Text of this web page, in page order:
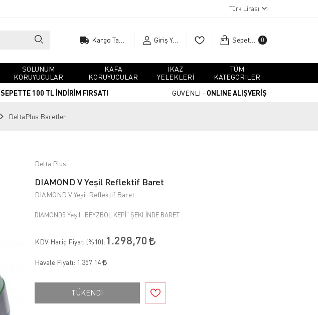
Türk Lirası
Giriş Yap Sepetim 0
SOLUNUM
KORUYUCULAR
KAFA
KORUYUCULAR
İKAZ
YELEKLERİ
TÜM
KATEGORİLER
SEPETTE 100 TL İNDİRİM FIRSATI GÜVENLİ - ONLINE ALIŞVERİŞ
DeltaPlus Baretler
Delta Plus
DIAMOND V Yeşil Reflektif Baret
DIAMOND V Yeşil Reflektif Baret
DIAMOND5 Yeşil "BEYZBOL KEPİ" ŞEKLİNDE BARET
KDV Hariç Fiyatı (%10): 1.298,70
Havale Fiyatı: 1.357,14
TÜKENDİ